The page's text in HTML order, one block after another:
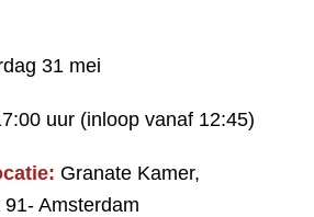
31 mei
uur (inloop vanaf 12:45)
Granate Kamer,
Amsterdam